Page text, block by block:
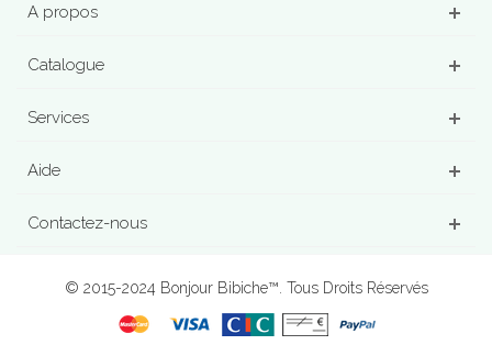
A propos
Catalogue
Services
Aide
Contactez-nous
© 2015-2024 Bonjour Bibiche™. Tous Droits Réservés